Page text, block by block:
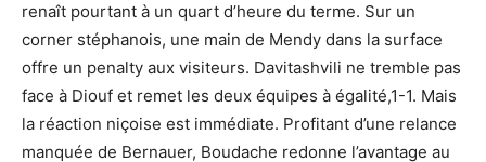
renaît pourtant à un quart d’heure du terme. Sur un
corner stéphanois, une main de Mendy dans la surface
offre un penalty aux visiteurs. Davitashvili ne tremble pas
face à Diouf et remet les deux équipes à égalité,1-1. Mais
la réaction niçoise est immédiate. Profitant d’une relance
manquée de Bernauer, Boudache redonne l’avantage au